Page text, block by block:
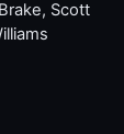
, Scott